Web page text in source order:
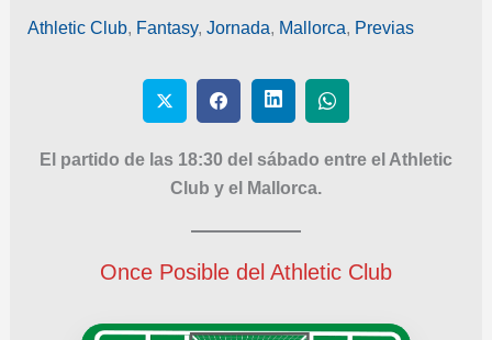
Athletic Club, Fantasy, Jornada, Mallorca, Previas
El partido de las 18:30 del sábado entre el Athletic
Club y el Mallorca.
Once Posible del Athletic Club